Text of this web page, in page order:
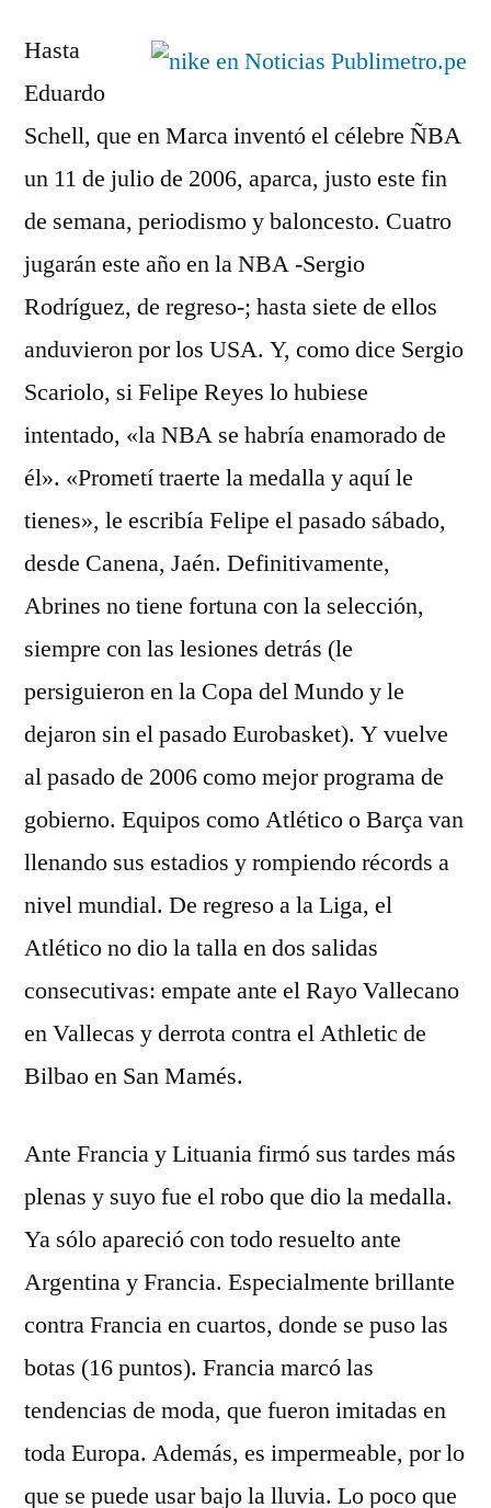
Hasta
Eduardo
Schell, que en Marca inventó el célebre ÑBA
un 11 de julio de 2006, aparca, justo este fin
de semana, periodismo y baloncesto. Cuatro
jugarán este año en la NBA -Sergio
Rodríguez, de regreso-; hasta siete de ellos
anduvieron por los USA. Y, como dice Sergio
Scariolo, si Felipe Reyes lo hubiese
intentado, «la NBA se habría enamorado de
él». «Prometí traerte la medalla y aquí le
tienes», le escribía Felipe el pasado sábado,
desde Canena, Jaén. Definitivamente,
Abrines no tiene fortuna con la selección,
siempre con las lesiones detrás (le
persiguieron en la Copa del Mundo y le
dejaron sin el pasado Eurobasket). Y vuelve
al pasado de 2006 como mejor programa de
gobierno. Equipos como Atlético o Barça van
llenando sus estadios y rompiendo récords a
nivel mundial. De regreso a la Liga, el
Atlético no dio la talla en dos salidas
consecutivas: empate ante el Rayo Vallecano
en Vallecas y derrota contra el Athletic de
Bilbao en San Mamés.
Ante Francia y Lituania firmó sus tardes más
plenas y suyo fue el robo que dio la medalla.
Ya sólo apareció con todo resuelto ante
Argentina y Francia. Especialmente brillante
contra Francia en cuartos, donde se puso las
botas (16 puntos). Francia marcó las
tendencias de moda, que fueron imitadas en
toda Europa. Además, es impermeable, por lo
que se puede usar bajo la lluvia. Lo poco que